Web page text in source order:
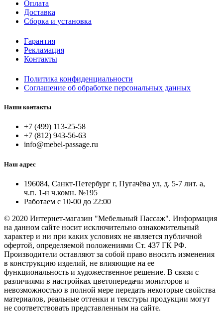
Оплата
Доставка
Сборка и установка
Гарантия
Рекламация
Контакты
Политика конфиденциальности
Соглашение об обработке персональных данных
Наши контакты
+7 (499) 113-25-58
+7 (812) 943-56-63
info@mebel-passage.ru
Наш адрес
196084, Санкт-Петербург г, Пугачёва ул, д. 5-7 лит. а,
ч.п. 1-н ч.комн. №195
Работаем с 10-00 до 22:00
© 2020 Интернет-магазин "Мебельный Пассаж". Информация
на данном сайте носит исключительно ознакомительный
характер и ни при каких условиях не является публичной
офертой, определяемой положениями Ст. 437 ГК РФ.
Производители оставляют за собой право вносить изменения
в конструкцию изделий, не влияющие на ее
функциональность и художественное решение. В связи с
различиями в настройках цветопередачи мониторов и
невозможностью в полной мере передать некоторые свойства
материалов, реальные оттенки и текстуры продукции могут
не соответствовать представленным на сайте.